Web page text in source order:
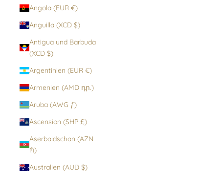
Angola (EUR €)
Anguilla (XCD $)
Antigua und Barbuda
(XCD $)
Argentinien (EUR €)
Armenien (AMD դր.)
Aruba (AWG ƒ)
Ascension (SHP £)
Aserbaidschan (AZN
₼)
Australien (AUD $)